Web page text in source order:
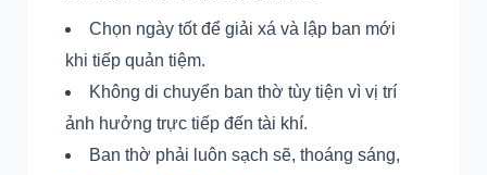
Chọn ngày tốt để giải xá và lập ban mới
khi tiếp quản tiệm.
Không di chuyển ban thờ tùy tiện vì vị trí
ảnh hưởng trực tiếp đến tài khí.
Ban thờ phải luôn sạch sẽ, thoáng sáng,